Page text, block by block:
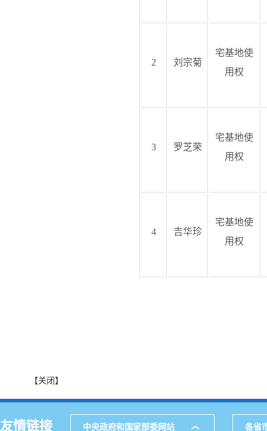
2 刘宗菊
宅基地使
用权
3 罗芝荣
宅基地使
用权
4 吉华珍
宅基地使
用权
【关闭】
友情链接 中央政府和国家部委网站 各省